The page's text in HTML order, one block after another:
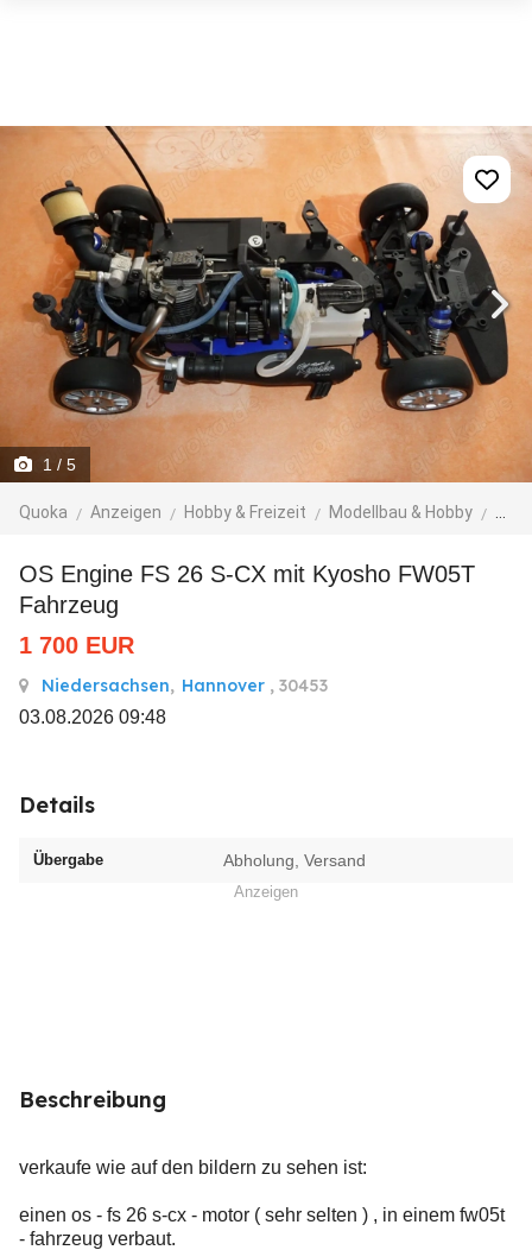
1 / 5
Quoka Anzeigen Hobby & Freizeit Modellbau & Hobby
OS Engine FS 26 S-CX mit Kyosho FW05T
Fahrzeug
1 700 EUR
Niedersachsen, Hannover , 30453
03.08.2026 09:48
Details
Übergabe Abholung, Versand
Anzeigen
Beschreibung
verkaufe wie auf den bildern zu sehen ist:
einen os - fs 26 s-cx - motor ( sehr selten ) , in einem fw05t
- fahrzeug verbaut.